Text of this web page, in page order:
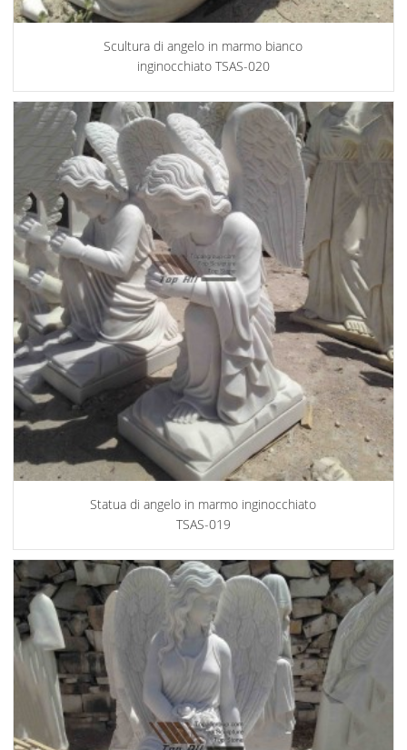
Scultura di angelo in marmo bianco
inginocchiato TSAS-020
Statua di angelo in marmo inginocchiato
TSAS-019